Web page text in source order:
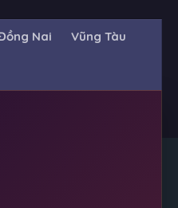
Nai Vũng Tàu